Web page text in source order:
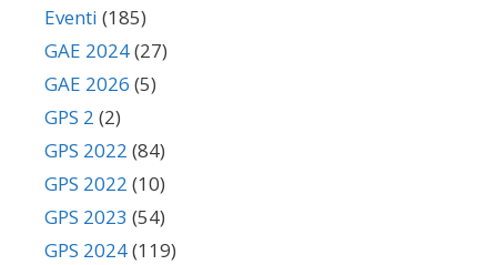
Eventi (185)
GAE 2024(27)
GAE 2026 (5)
GPS 2 (2)
GPS 2022 (84)
GPS 2022 (10)
GPS 2023 (54)
GPS 2024(119)